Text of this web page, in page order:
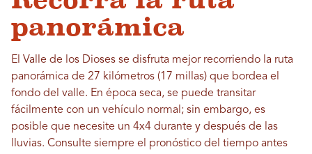
panorámica
El Valle de los Dioses se disfruta mejor recorriendo la ruta
panorámica de 27 kilómetros (17 millas) que bordea el
fondo del valle. En época seca, se puede transitar
fácilmente con un vehículo normal; sin embargo, es
posible que necesite un 4x4 durante y después de las
lluvias. Consulte siempre el pronóstico del tiempo antes